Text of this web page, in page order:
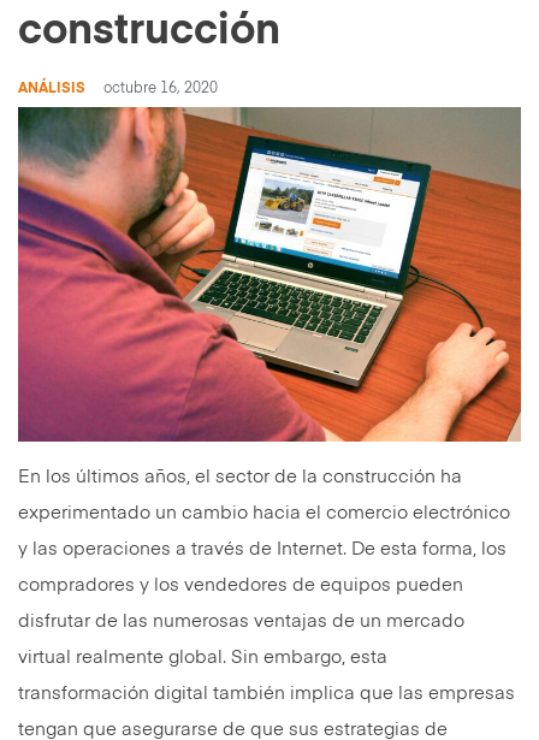
construcción
ANÁLISIS octubre 16, 2020
En los últimos años, el sector de la construcción ha
experimentado un cambio hacia el comercio electrónico
y las operaciones a través de Internet. De esta forma, los
compradores y los vendedores de equipos pueden
disfrutar de las numerosas ventajas de un mercado
virtual realmente global. Sin embargo, esta
transformación digital también implica que las empresas
tengan que asegurarse de que sus estrategias de